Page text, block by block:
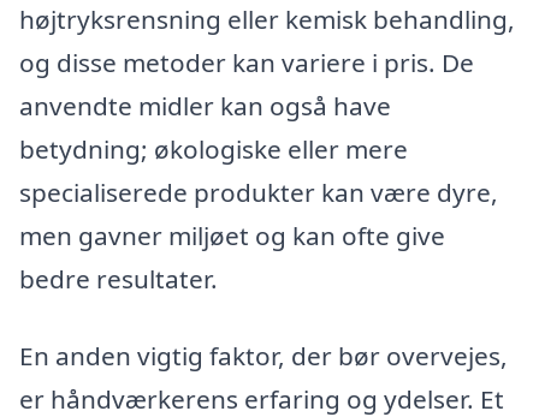
højtryksrensning eller kemisk behandling,
og disse metoder kan variere i pris. De
anvendte midler kan også have
betydning; økologiske eller mere
specialiserede produkter kan være dyre,
men gavner miljøet og kan ofte give
bedre resultater.
En anden vigtig faktor, der bør overvejes,
er håndværkerens erfaring og ydelser. Et